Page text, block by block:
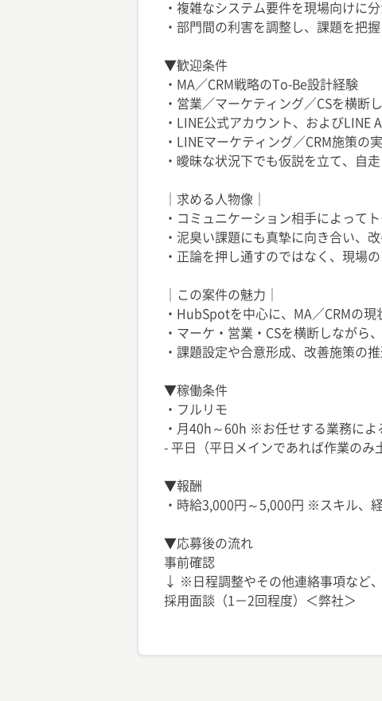
・複雑なシステム要件を現場向けに
・部門間の利害を調整し、課題を把
▼歓迎条件
・MA／CRM戦略のTo-Be設計経験
・営業／マーケティング／CSを横断
・LINE公式アカウント、およびLINE
・LINEマーケティング／CRM施策の
・曖昧な状況下でも仮説を立て、自
｜求める人物像｜
・コミュニケーション相手によって
・泥臭い課題にも真摯に向き合い、
・正論を押し通すのではなく、現場
｜この案件の魅力｜
・HubSpotを中心に、MA／CRMの
・マーケ・営業・CSを横断しながら
・課題設定や合意形成、改善施策の
▼稼働条件
・フルリモ
・月40h～60h ※お任せする業務によ
- 平日（平日メインであれば作業のみ
▼報酬
・時給3,000円～5,000円 ※スキル、
▼応募後の流れ
事前確認
↓ ※日程調整やその他連絡事項など
採用面談（1－2回程度）＜弊社＞